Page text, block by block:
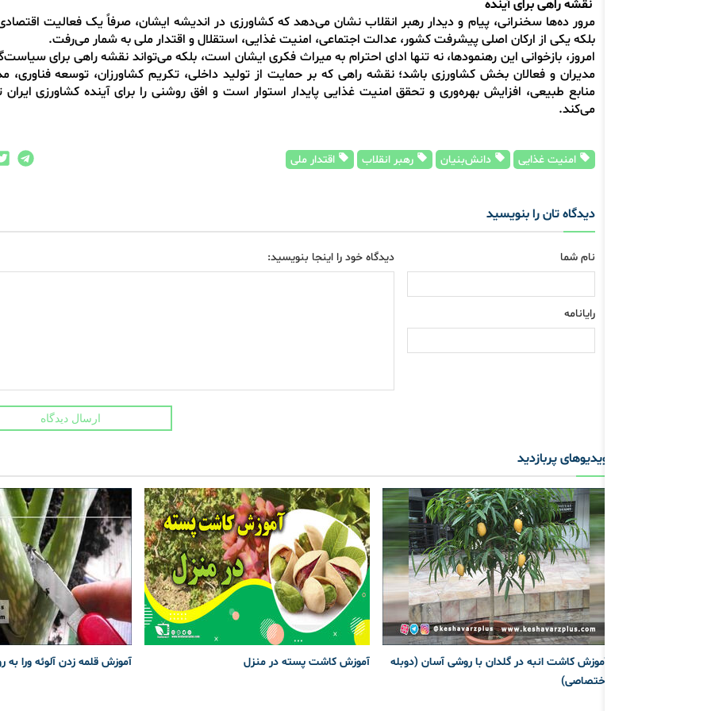
نقشه راهی برای آینده
مرور ده‌ها سخنرانی، پیام و دیدار رهبر انقلاب نشان می‌دهد که کشاورزی در اندیشه ایشان، صرفاً یک فعالیت
بلکه یکی از ارکان اصلی پیشرفت کشور، عدالت اجتماعی، امنیت غذایی، استقلال و اقتدار ملی به شمار می‌رفت.
امروز، بازخوانی این رهنمودها، نه تنها ادای احترام به میراث فکری ایشان است، بلکه می‌تواند نقشه راهی برای
مدیران و فعالان بخش کشاورزی باشد؛ نقشه راهی که بر حمایت از تولید داخلی، تکریم کشاورزان، توسعه فناوری،
منابع طبیعی، افزایش بهره‌وری و تحقق امنیت غذایی پایدار استوار است و افق روشنی را برای آینده کشاورزی
می‌کند.
امنیت غذایی دانش‌بنیان رهبر انقلاب اقتدار ملی
دیدگاه تان را بنویسید
نام شما
رایانامه
دیدگاه خود را اینجا بنویسید:
ارسال دیدگاه
ویدیوهای پربازدید
آموزش کاشت انبه در گلدان با روشی آسان (دوبله
اختصاصی)
آموزش کاشت پسته در منزل آموزش قلمه زدن آلوئه ورا به